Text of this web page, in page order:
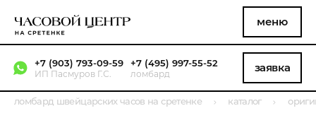
меню
+7 (903) 793-09-59
ИП Пасмуров Г.С.
+7 (495) 997-55-52
ломбард заявка
ломбард швейцарских часов на сретенке каталог